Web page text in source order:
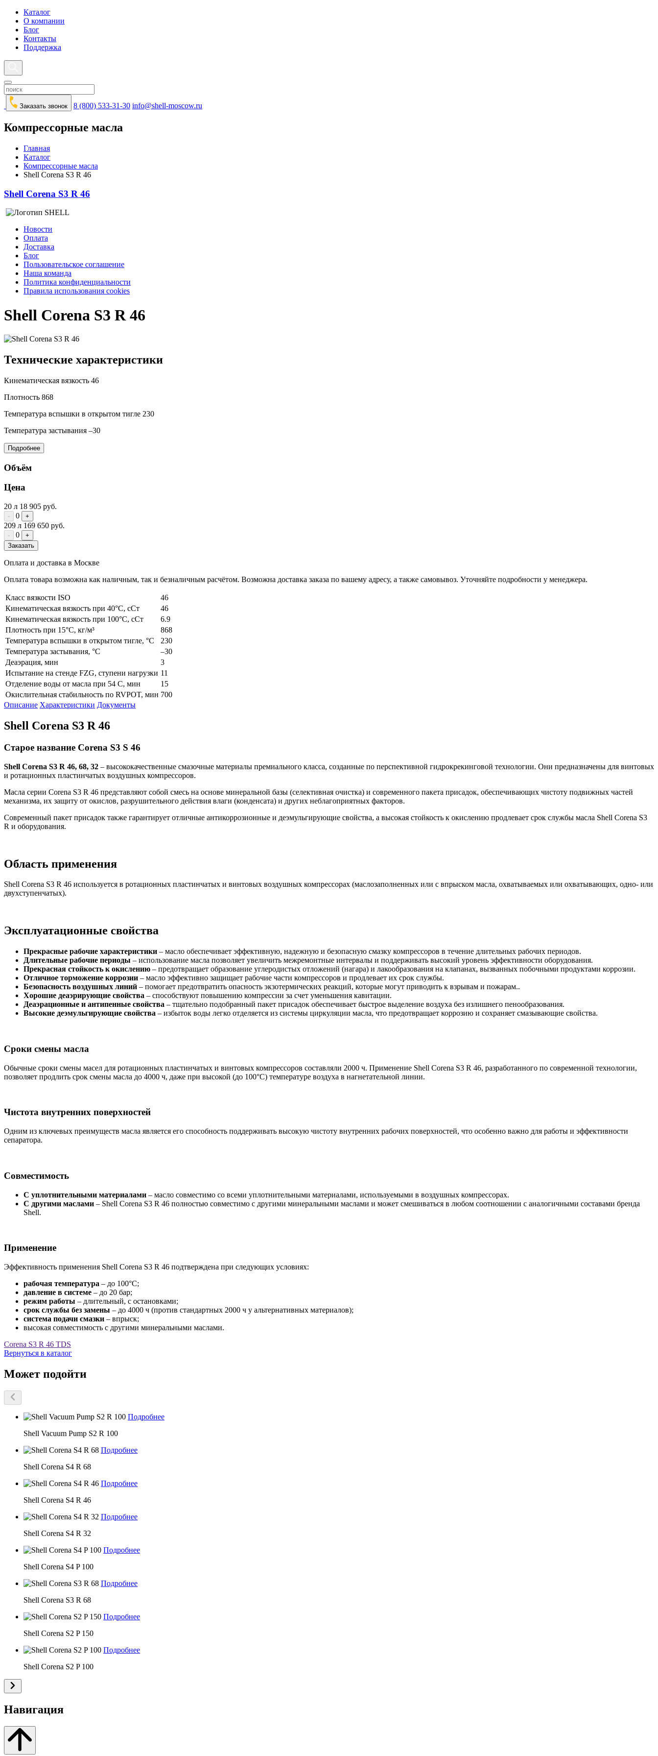
Каталог
О компании
Блог
Контакты
Поддержка
Заказать звонок 8 (800) 533-31-30 info@shell-moscow.ru
Компрессорные масла
Главная
Каталог
Компрессорные масла
Shell Corena S3 R 46
Shell Corena S3 R 46
Новости
Оплата
Доставка
Блог
Пользовательское соглашение
Наша команда
Политика конфиденциальности
Правила использования cookies
Shell Corena S3 R 46
Технические характеристики
Кинематическая вязкость 46
Плотность 868
Температура вспышки в открытом тигле 230
Температура застывания –30
Подробнее
Объём
Цена
20 л 18 905 руб.
- 0 +
209 л 169 650 руб.
- 0
+
Заказать
Оплата и доставка в Москве
Оплата товара возможна как наличным, так и безналичным расчётом. Возможна доставка заказа по вашему адресу, а также самовывоз. Уточняйте подробности у менеджера.
Класс вязкости ISO
46
Кинематическая вязкость при 40°C, сСт
46
Кинематическая вязкость при 100°C, сСт
6.9
Плотность при 15°C, кг/м³
868
Температура вспышки в открытом тигле, °C
230
Температура застывания, °C
–30
Деаэрация, мин
3
Испытание на стенде FZG, ступени нагрузки 11
Отделение воды от масла при 54 С, мин
15
Окислительная стабильность по RVPOT, мин 700
Описание Характеристики Документы
Shell Corena S3 R 46
Старое название Corena S3 S 46
Shell Corena S3 R 46, 68, 32 – высококачественные смазочные материалы премиального класса, созданные по перспективной гидрокрекинговой технологии. Они предназначены для винтовых
и ротационных пластинчатых воздушных компрессоров.
Масла серии Corena S3 R 46 представляют собой смесь на основе минеральной базы (селективная очистка) и современного пакета присадок, обеспечивающих чистоту подвижных частей
механизма, их защиту от окислов, разрушительного действия влаги (конденсата) и других неблагоприятных факторов.
Современный пакет присадок также гарантирует отличные антикоррозионные и деэмульгирующие свойства, а высокая стойкость к окислению продлевает срок службы масла Shell Corena S3
R и оборудования.
Область применения
Shell Corena S3 R 46 используется в ротационных пластинчатых и винтовых воздушных компрессорах (маслозаполненных или с впрыском масла, охватываемых или охватывающих, одно- или
двухступенчатых).
Эксплуатационные свойства
Прекрасные рабочие характеристики – масло обеспечивает эффективную, надежную и безопасную смазку компрессоров в течение длительных рабочих периодов.
Длительные рабочие периоды – использование масла позволяет увеличить межремонтные интервалы и поддерживать высокий уровень эффективности оборудования.
Прекрасная стойкость к окислению – предотвращает образование углеродистых отложений (нагара) и лакообразования на клапанах, вызванных побочными продуктами коррозии.
Отличное торможение коррозии – масло эффективно защищает рабочие части компрессоров и продлевает их срок службы.
Безопасность воздушных линий – помогает предотвратить опасность экзотермических реакций, которые могут приводить к взрывам и пожарам..
Хорошие деаэрирующие свойства – способствуют повышению компрессии за счет уменьшения кавитации.
Деаэрационные и антипенные свойства – тщательно подобранный пакет присадок обеспечивает быстрое выделение воздуха без излишнего пенообразования.
Высокие деэмульгирующие свойства – избыток воды легко отделяется из системы циркуляции масла, что предотвращает коррозию и сохраняет смазывающие свойства.
Сроки смены масла
Обычные сроки смены масел для ротационных пластинчатых и винтовых компрессоров составляли 2000 ч. Применение Shell Corena S3 R 46, разработанного по современной технологии,
позволяет продлить срок смены масла до 4000 ч, даже при высокой (до 100°С) температуре воздуха в нагнетательной линии.
Чистота внутренних поверхностей
Одним из ключевых преимуществ масла является его способность поддерживать высокую чистоту внутренних рабочих поверхностей, что особенно важно для работы и эффективности
сепаратора.
Совместимость
С уплотнительными материалами – масло совместимо со всеми уплотнительными материалами, используемыми в воздушных компрессорах.
С другими маслами – Shell Corena S3 R 46 полностью совместимо с другими минеральными маслами и может смешиваться в любом соотношении с аналогичными составами бренда
Shell.
Применение
Эффективность применения Shell Corena S3 R 46 подтверждена при следующих условиях:
рабочая температура – до 100°С;
давление в системе – до 20 бар;
режим работы – длительный, с остановками;
срок службы без замены – до 4000 ч (против стандартных 2000 ч у альтернативных материалов);
система подачи смазки – впрыск;
высокая совместимость с другими минеральными маслами.
Corena S3 R 46 TDS
Вернуться в каталог
Может подойти
Подробнее
Shell Vacuum Pump S2 R 100
Подробнее
Shell Corena S4 R 68
Подробнее
Shell Corena S4 R 46
Подробнее
Shell Corena S4 R 32
Подробнее
Shell Corena S4 P 100
Подробнее
Shell Corena S3 R 68
Подробнее
Shell Corena S2 P 150
Подробнее
Shell Corena S2 P 100
Навигация